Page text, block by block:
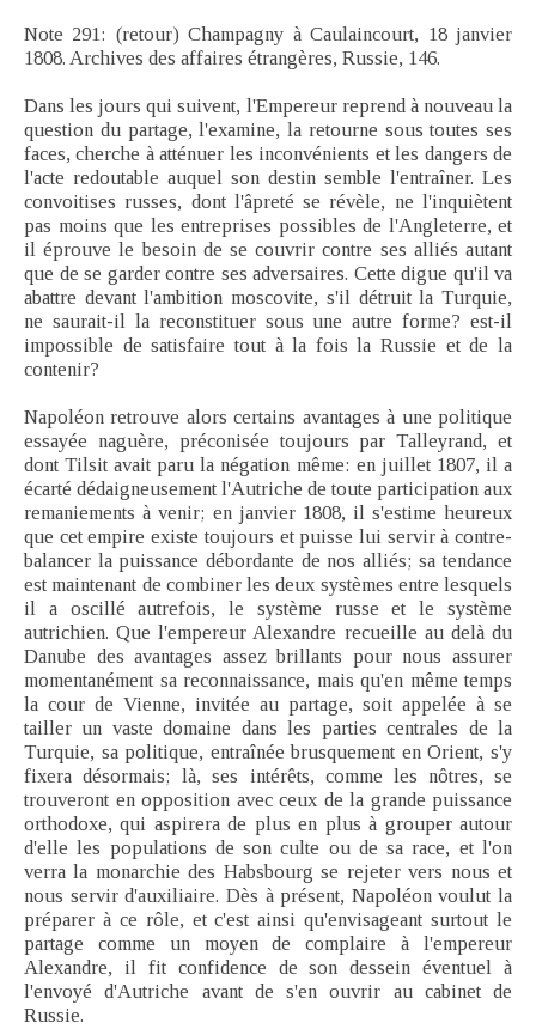
Note 291: (retour) Champagny à Caulaincourt, 18 janvier
1808. Archives des affaires étrangères, Russie, 146.
Dans les jours qui suivent, l'Empereur reprend à nouveau la
question du partage, l'examine, la retourne sous toutes ses
faces, cherche à atténuer les inconvénients et les dangers de
l'acte redoutable auquel son destin semble l'entraîner. Les
convoitises russes, dont l'âpreté se révèle, ne l'inquiètent
pas moins que les entreprises possibles de l'Angleterre, et
il éprouve le besoin de se couvrir contre ses alliés autant
que de se garder contre ses adversaires. Cette digue qu'il va
abattre devant l'ambition moscovite, s'il détruit la Turquie,
ne saurait-il la reconstituer sous une autre forme? est-il
impossible de satisfaire tout à la fois la Russie et de la
contenir?
Napoléon retrouve alors certains avantages à une politique
essayée naguère, préconisée toujours par Talleyrand, et
dont Tilsit avait paru la négation même: en juillet 1807, il a
écarté dédaigneusement l'Autriche de toute participation aux
remaniements à venir; en janvier 1808, il s'estime heureux
que cet empire existe toujours et puisse lui servir à contre-
balancer la puissance débordante de nos alliés; sa tendance
est maintenant de combiner les deux systèmes entre lesquels
il a oscillé autrefois, le système russe et le système
autrichien. Que l'empereur Alexandre recueille au delà du
Danube des avantages assez brillants pour nous assurer
momentanément sa reconnaissance, mais qu'en même temps
la cour de Vienne, invitée au partage, soit appelée à se
tailler un vaste domaine dans les parties centrales de la
Turquie, sa politique, entraînée brusquement en Orient, s'y
fixera désormais; là, ses intérêts, comme les nôtres, se
trouveront en opposition avec ceux de la grande puissance
orthodoxe, qui aspirera de plus en plus à grouper autour
d'elle les populations de son culte ou de sa race, et l'on
verra la monarchie des Habsbourg se rejeter vers nous et
nous servir d'auxiliaire. Dès à présent, Napoléon voulut la
préparer à ce rôle, et c'est ainsi qu'envisageant surtout le
partage comme un moyen de complaire à l'empereur
Alexandre, il fit confidence de son dessein éventuel à
l'envoyé d'Autriche avant de s'en ouvrir au cabinet de
Russie.